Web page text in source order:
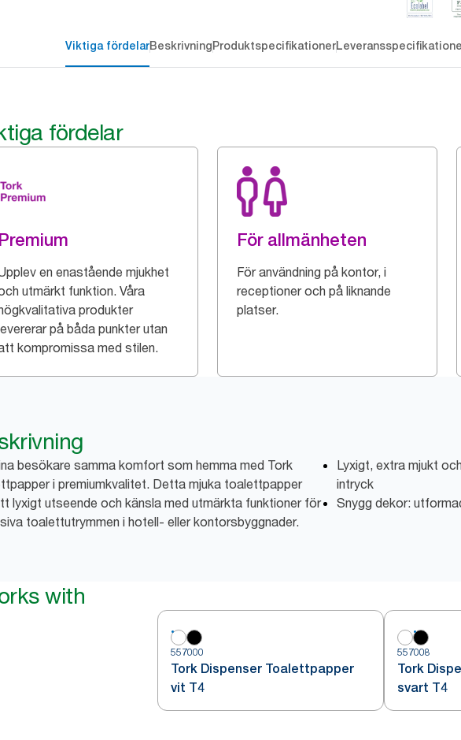
Viktiga fördelarBeskrivningProduktspecifikationer
fördelar
Premium
en enastående mjukhet
utmärkt funktion. Våra
produkter
på båda punkter utan
kompromissa med stilen.
För allmänheten
För användning på kontor, i
receptioner och på liknande
platser.
besökare samma komfort som hemma med Tork
i premiumkvalitet. Detta mjuka toalettpapper
lyxigt utseende och känsla med utmärkta funktioner för
toalettutrymmen i hotell- eller kontorsbyggnader.
Lyxigt, extra mjukt
intryck
Snygg dekor:
with
557000
Tork Dispenser Toalettpapper
vit T4
557008
Tork
svart T4